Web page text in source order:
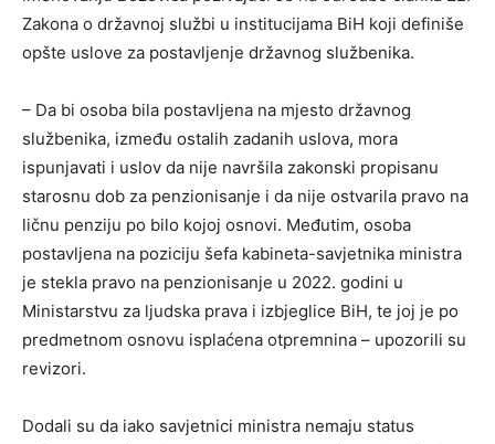
Zakona o državnoj službi u institucijama BiH koji definiše
opšte uslove za postavljenje državnog službenika.
– Da bi osoba bila postavljena na mjesto državnog
službenika, između ostalih zadanih uslova, mora
ispunjavati i uslov da nije navršila zakonski propisanu
starosnu dob za penzionisanje i da nije ostvarila pravo na
ličnu penziju po bilo kojoj osnovi. Međutim, osoba
postavljena na poziciju šefa kabineta-savjetnika ministra
je stekla pravo na penzionisanje u 2022. godini u
Ministarstvu za ljudska prava i izbjeglice BiH, te joj je po
predmetnom osnovu isplaćena otpremnina – upozorili su
revizori.
Dodali su da iako savjetnici ministra nemaju status